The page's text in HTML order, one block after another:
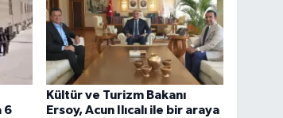
6
Kültür ve Turizm Bakanı
Ersoy, Acun Ilıcalı ile bir araya